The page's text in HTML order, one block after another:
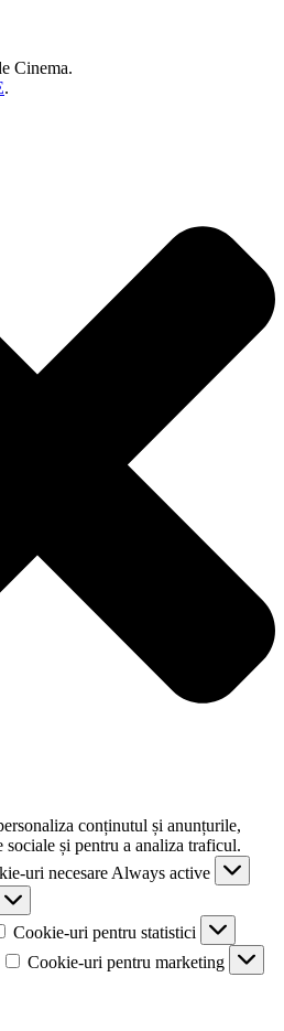
Cinema.
.
conținutul și anunțurile,
și pentru a analiza traficul.
uri necesare Always active
Cookie-uri pentru statistici
Cookie-uri pentru marketing